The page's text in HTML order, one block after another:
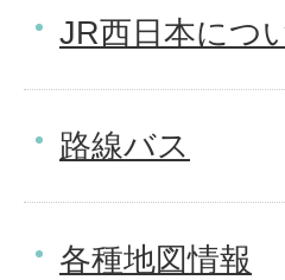
JR西日本につ
路線バス
各種地図情報